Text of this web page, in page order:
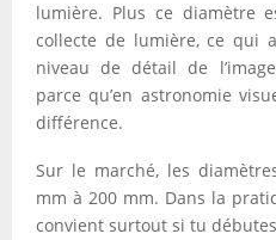
lumière. Plus ce diamètre
collecte de lumière, ce qui
niveau de détail de
parce qu’en astronomie
différence.
Sur le marché, les
mm à 200 mm. Dans la
convient surtout si tu